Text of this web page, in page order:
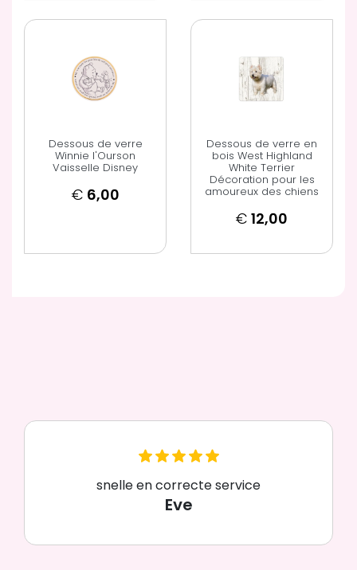
Dessous de verre
Winnie l'Ourson
Vaisselle Disney
€ 6,00
Dessous de verre en
bois West Highland
White Terrier
Décoration pour les
amoureux des chiens
€ 12,00
snelle en correcte service
Eve